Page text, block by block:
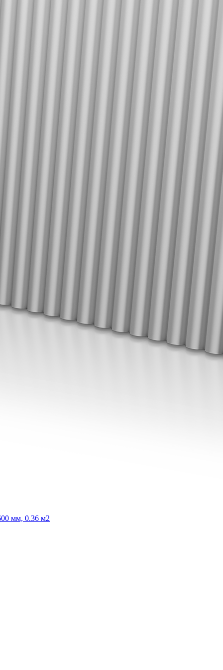
мм, 0.36 м2